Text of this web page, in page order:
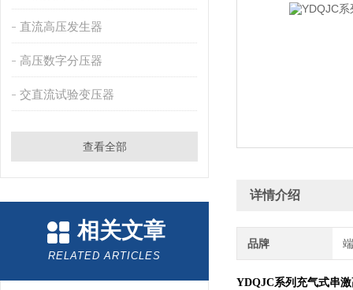
直流高压发生器
高压数字分压器
交直流试验变压器
查看全部
相关文章
RELATED ARTICLES
详情介绍
品牌
YDQJC系列充气式串